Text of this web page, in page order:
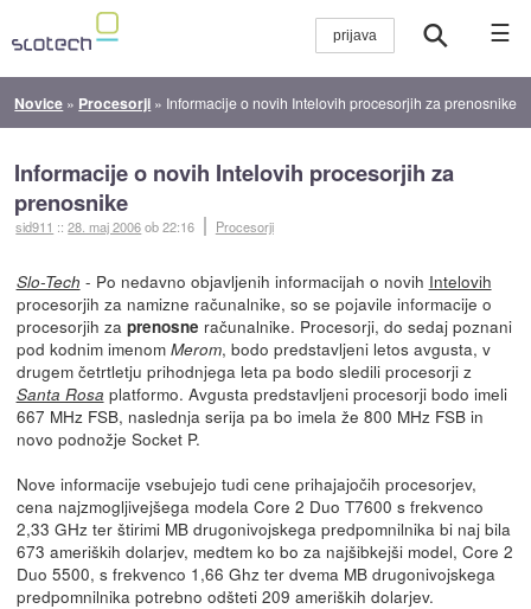
☰
Novice » Procesorji » Informacije o novih Intelovih procesorjih za prenosnike
Informacije o novih Intelovih procesorjih za
prenosnike
sid911 ::28. maj 2006ob 22:16 Procesorji
Slo-Tech - Po nedavno objavljenih informacijah o novih Intelovih
procesorjih za namizne računalnike, so se pojavile informacije o
procesorjih za prenosne računalnike. Procesorji, do sedaj poznani
pod kodnim imenom Merom, bodo predstavljeni letos avgusta, v
drugem četrtletju prihodnjega leta pa bodo sledili procesorji z
Santa Rosa platformo. Avgusta predstavljeni procesorji bodo imeli
667 MHz FSB, naslednja serija pa bo imela že 800 MHz FSB in
novo podnožje Socket P.
Nove informacije vsebujejo tudi cene prihajajočih procesorjev,
cena najzmogljivejšega modela Core 2 Duo T7600 s frekvenco
2,33 GHz ter štirimi MB drugonivojskega predpomnilnika bi naj bila
673 ameriških dolarjev, medtem ko bo za najšibkejši model, Core 2
Duo 5500, s frekvenco 1,66 Ghz ter dvema MB drugonivojskega
predpomnilnika potrebno odšteti 209 ameriških dolarjev.